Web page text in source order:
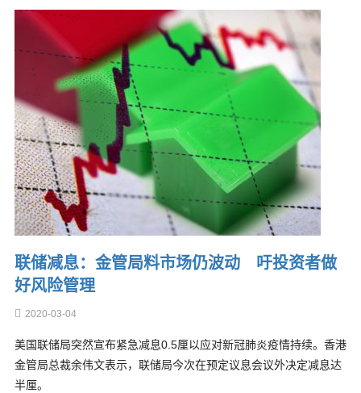
联储减息：金管局料市场仍波动 吁投资者做
好风险管理
2020-03-04
美国联储局突然宣布紧急减息0.5厘以应对新冠肺炎疫情持续。香港
金管局总裁余伟文表示，联储局今次在预定议息会议外决定减息达
半厘。